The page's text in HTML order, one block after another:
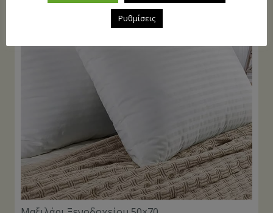
Ρυθμίσεις